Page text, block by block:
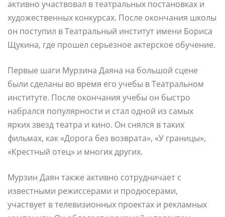
активно участвовал в театральных постановках и
художественных конкурсах. После окончания школы
он поступил в Театральный институт имени Бориса
Щукина, где прошел серьезное актерское обучение.
Первые шаги Мурзина Даяна на большой сцене
были сделаны во время его учебы в Театральном
институте. После окончания учебы он быстро
набрался популярности и стал одной из самых
ярких звезд театра и кино. Он снялся в таких
фильмах, как «Дорога без возврата», «У границы»,
«Крестный отец» и многих других.
Мурзин Даян также активно сотрудничает с
известными режиссерами и продюсерами,
участвует в телевизионных проектах и рекламных